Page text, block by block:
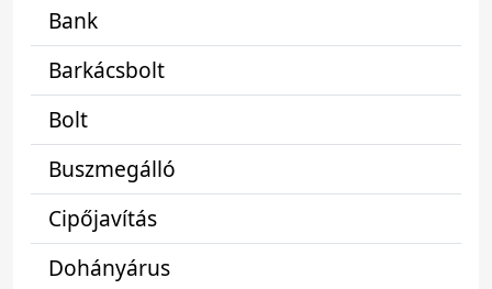
Bank
Barkácsbolt
Bolt
Buszmegálló
Cipőjavítás
Dohányárus